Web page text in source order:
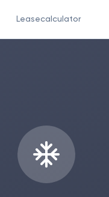
Leasecalculator